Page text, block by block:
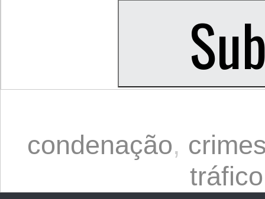
condenação,
tráfico